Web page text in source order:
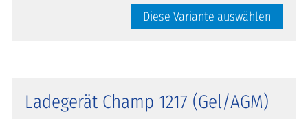
Diese Variante auswählen
Ladegerät Champ 1217 (Gel/AGM)